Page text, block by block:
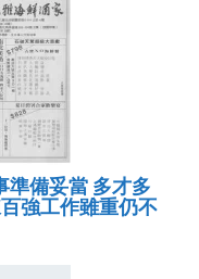
備妥當 多才多
強工作雖重仍不